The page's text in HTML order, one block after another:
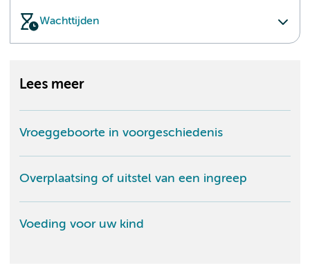
Wachttijden
Lees meer
Vroeggeboorte in voorgeschiedenis
Overplaatsing of uitstel van een ingreep
Voeding voor uw kind